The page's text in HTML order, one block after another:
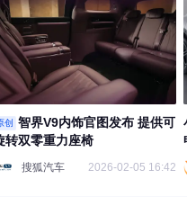
创
智界V9内饰官图发布 提供可
转双零重力座椅
搜狐汽车 2026-02-05 16:42